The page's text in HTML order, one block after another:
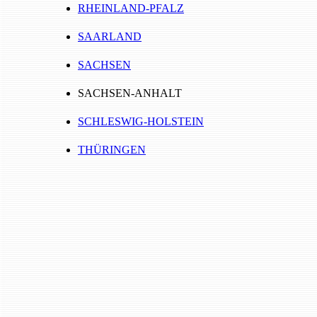
RHEINLAND-PFALZ
SAARLAND
SACHSEN
SACHSEN-ANHALT
SCHLESWIG-HOLSTEIN
THÜRINGEN